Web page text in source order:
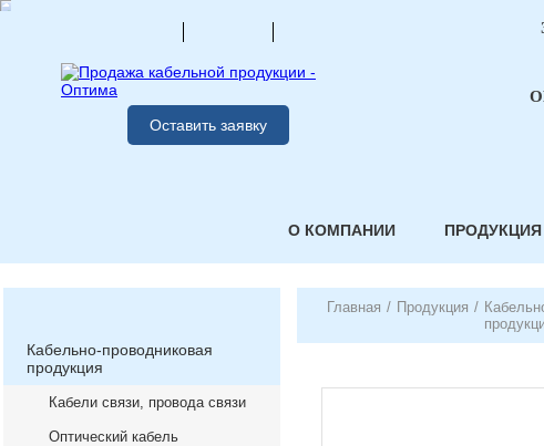
Оставить заявку
О КОМПАНИИ ПРОДУКЦИЯ
Кабельно-проводниковая
продукция
Кабели связи, провода связи
Оптический кабель
Главная / Продукция /